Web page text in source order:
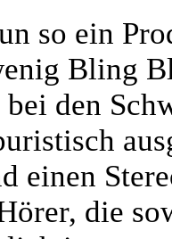
so ein
Bling
den
einen
die